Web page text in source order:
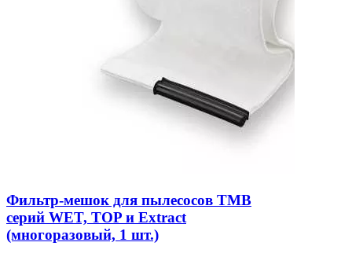
Фильтр-мешок для пылесосов TMB
серий WET, TOP и Extract
(многоразовый, 1 шт.)